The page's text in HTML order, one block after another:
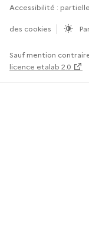
Accessibilité :
des cookies
Sauf mention
licence etalab 2.0